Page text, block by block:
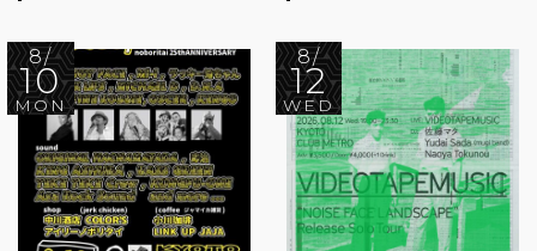
8/
10
MON
8/
12
WED